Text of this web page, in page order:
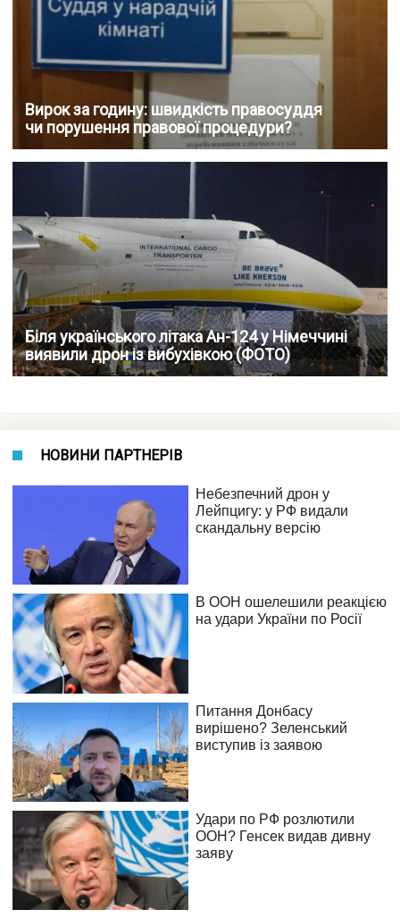
Вирок за годину: швидкість правосуддя
чи порушення правової процедури?
Біля українського літака Ан-124 у Німеччині
виявили дрон із вибухівкою (ФОТО)
НОВИНИ ПАРТНЕРІВ